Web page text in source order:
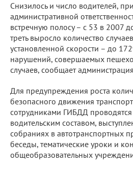
Снизилось и число водителей,
административной
встречную полосу – с 53 в 2007
треть выросло количество
установленной скорости – до
нарушений, совершаемых
случаев, сообщает
Для предупреждения роста
безопасного движения
сотрудниками ГИБДД
водительским составом,
собраниях в автотранспортных
беседы, тематические уроки и
общеобразовательных